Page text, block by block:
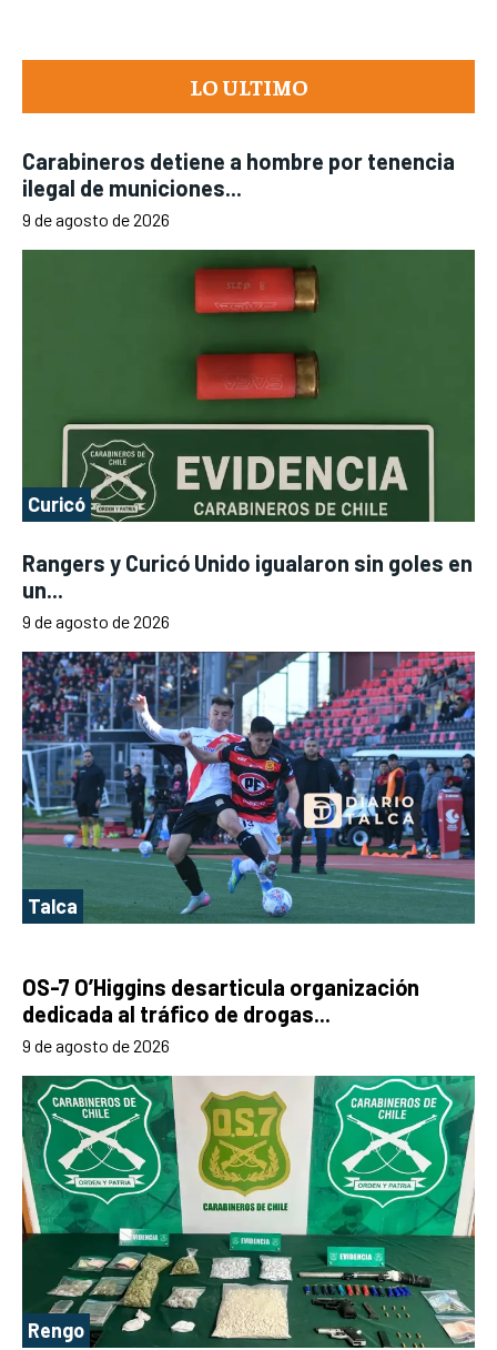
LO ULTIMO
Carabineros detiene a hombre por tenencia
ilegal de municiones...
9 de agosto de 2026
Curicó
Rangers y Curicó Unido igualaron sin goles en
un...
9 de agosto de 2026
Talca
OS-7 O’Higgins desarticula organización
dedicada al tráfico de drogas...
9 de agosto de 2026
Rengo